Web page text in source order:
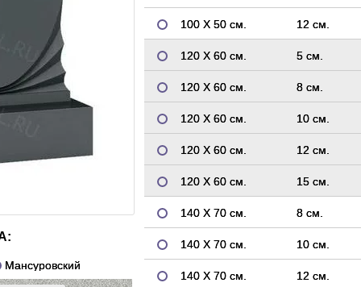
Мансуровский
100 Х 50 см. 12 см.
120 Х 60 см. 5 см.
120 Х 60 см. 8 см.
120 Х 60 см. 10 см.
120 Х 60 см. 12 см.
120 Х 60 см. 15 см.
140 Х 70 см. 8 см.
140 Х 70 см. 10 см.
140 Х 70 см. 12 см.